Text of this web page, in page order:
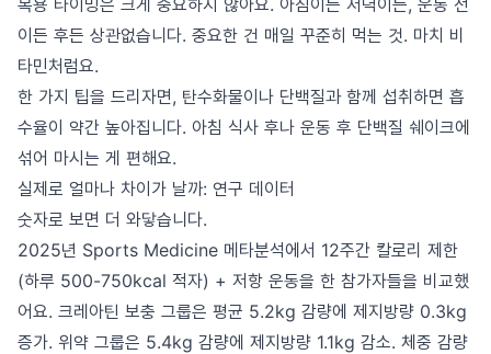
복용 타이밍은 크게 중요하지 않아요. 아침이든 저녁이든, 운동 전
이든 후든 상관없습니다. 중요한 건 매일 꾸준히 먹는 것. 마치 비
타민처럼요.
한 가지 팁을 드리자면, 탄수화물이나 단백질과 함께 섭취하면 흡
수율이 약간 높아집니다. 아침 식사 후나 운동 후 단백질 쉐이크에
섞어 마시는 게 편해요.
실제로 얼마나 차이가 날까: 연구 데이터
숫자로 보면 더 와닿습니다.
2025년 Sports Medicine 메타분석에서 12주간 칼로리 제한
(하루 500-750kcal 적자) + 저항 운동을 한 참가자들을 비교했
어요. 크레아틴 보충 그룹은 평균 5.2kg 감량에 제지방량 0.3kg
증가. 위약 그룹은 5.4kg 감량에 제지방량 1.1kg 감소. 체중 감량